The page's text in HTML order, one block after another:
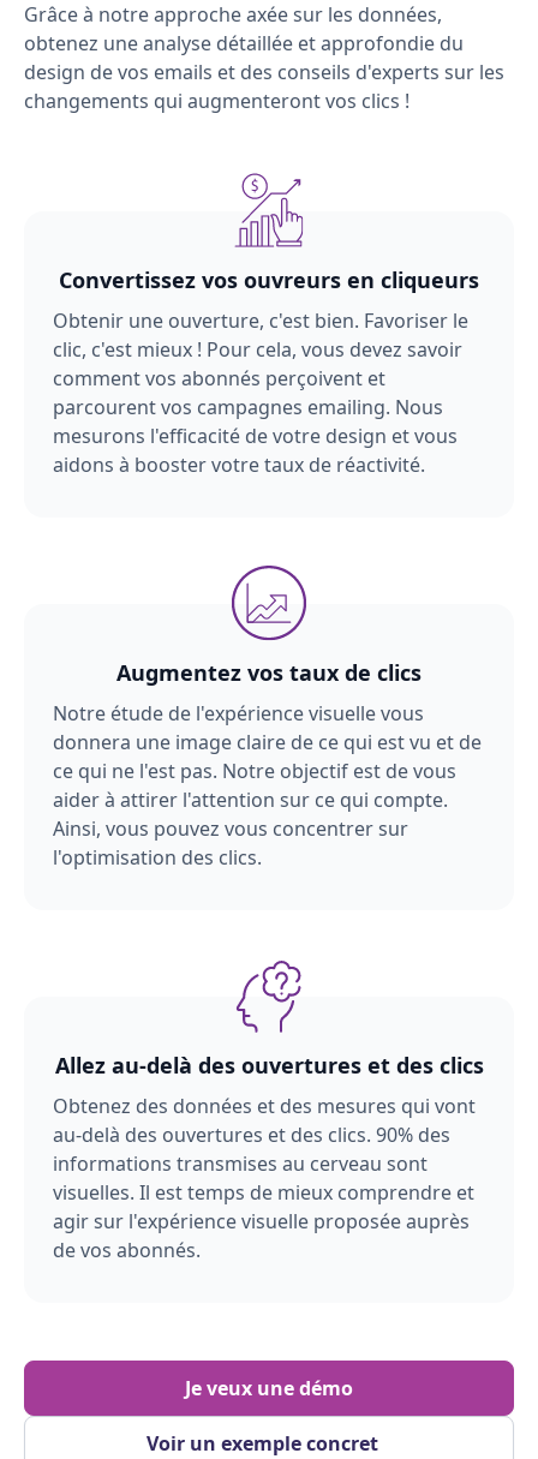
Grâce à notre approche axée sur les données,
obtenez une analyse détaillée et approfondie du
design de vos emails et des conseils d'experts sur les
changements qui augmenteront vos clics !
Convertissez vos ouvreurs en cliqueurs
Obtenir une ouverture, c'est bien. Favoriser le
clic, c'est mieux ! Pour cela, vous devez savoir
comment vos abonnés perçoivent et
parcourent vos campagnes emailing. Nous
mesurons l'efficacité de votre design et vous
aidons à booster votre taux de réactivité.
Augmentez vos taux de clics
Notre étude de l'expérience visuelle vous
donnera une image claire de ce qui est vu et de
ce qui ne l'est pas. Notre objectif est de vous
aider à attirer l'attention sur ce qui compte.
Ainsi, vous pouvez vous concentrer sur
l'optimisation des clics.
Allez au-delà des ouvertures et des clics
Obtenez des données et des mesures qui vont
au-delà des ouvertures et des clics. 90% des
informations transmises au cerveau sont
visuelles. Il est temps de mieux comprendre et
agir sur l'expérience visuelle proposée auprès
de vos abonnés.
Voir un exemple concret
Je veux une démo